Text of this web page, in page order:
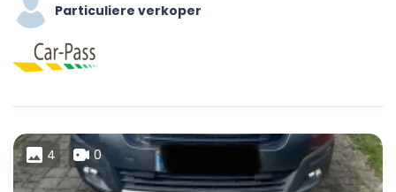
Particuliere verkoper
4 0